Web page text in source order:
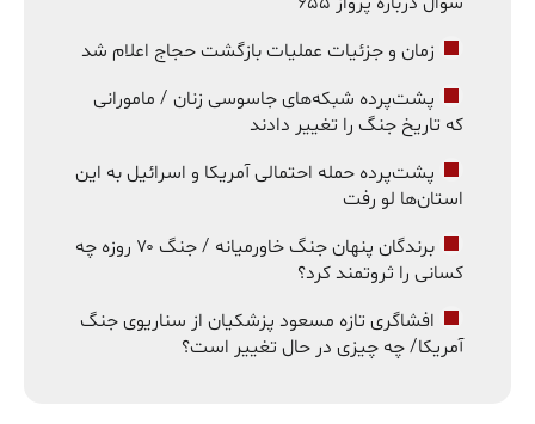
زمان و جزئیات عملیات بازگشت حجاج اعلام شد
پشت‌پرده شبکه‌های جاسوسی زنان / مامورانی
که تاریخ جنگ را تغییر دادند
پشت‌پرده حمله احتمالی آمریکا و اسرائیل به این
استان‌ها لو رفت
برندگان پنهان جنگ خاورمیانه / جنگ ۷۰ روزه چه
کسانی را ثروتمند کرد؟
افشاگری تازه مسعود پزشکیان از سناریوی جنگ
آمریکا/ چه چیزی در حال تغییر است؟